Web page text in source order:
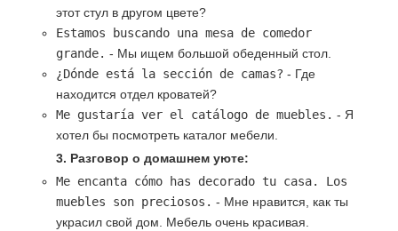
этот стул в другом цвете?
Estamos buscando una mesa de comedor
grande. - Мы ищем большой обеденный стол.
¿Dónde está la sección de camas? - Где
находится отдел кроватей?
Me gustaría ver el catálogo de muebles. - Я
хотел бы посмотреть каталог мебели.
3. Разговор о домашнем уюте:
Me encanta cómo has decorado tu casa. Los
muebles son preciosos. - Мне нравится, как ты
украсил свой дом. Мебель очень красивая.